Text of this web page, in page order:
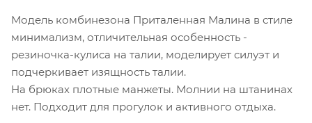
Модель комбинезона Приталенная Малина в стиле
минимализм, отличительная особенность -
резиночка-кулиса на талии, моделирует силуэт и
подчеркивает изящность талии.
На брюках плотные манжеты. Молнии на штанинах
нет. Подходит для прогулок и активного отдыха.